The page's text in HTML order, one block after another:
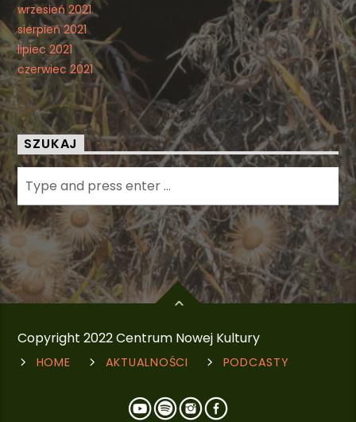
wrzesień 2021
sierpień 2021
lipiec 2021
czerwiec 2021
SZUKAJ
Copyright 2022 Centrum Nowej Kultury
HOME AKTUALNOŚCI PODCASTY